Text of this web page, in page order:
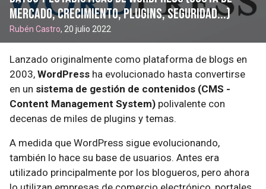
mercado, crecimiento, plugins, seguridad...)
Rubén Castro, 20 julio 2022
Lanzado originalmente como plataforma de blogs en
2003, WordPress ha evolucionado hasta convertirse
en un sistema de gestión de contenidos (CMS -
Content Management System) polivalente con
decenas de miles de plugins y temas.
A medida que WordPress sigue evolucionando,
también lo hace su base de usuarios. Antes era
utilizado principalmente por los blogueros, pero ahora